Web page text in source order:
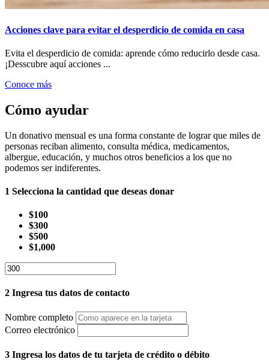
Acciones clave para evitar el desperdicio de comida en casa
Evita el desperdicio de comida: aprende cómo reducirlo desde casa.
¡Desscubre aquí acciones ...
Conoce más
Cómo ayudar
Un donativo mensual es una forma constante de lograr que miles de
personas reciban alimento, consulta médica, medicamentos,
albergue, educación, y muchos otros beneficios a los que no
podemos ser indiferentes.
1 Selecciona la cantidad que deseas donar
$100
$300
$500
$1,000
2 Ingresa tus datos de contacto
Nombre completo
Correo electrónico
3 Ingresa los datos de tu tarjeta de crédito o débito